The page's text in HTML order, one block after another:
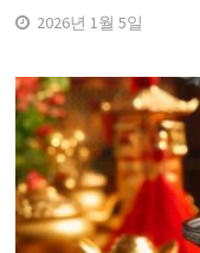
2026년 1월 5일